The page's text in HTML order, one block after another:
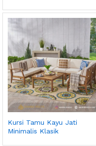
Kursi Tamu Kayu Jati
Minimalis Klasik